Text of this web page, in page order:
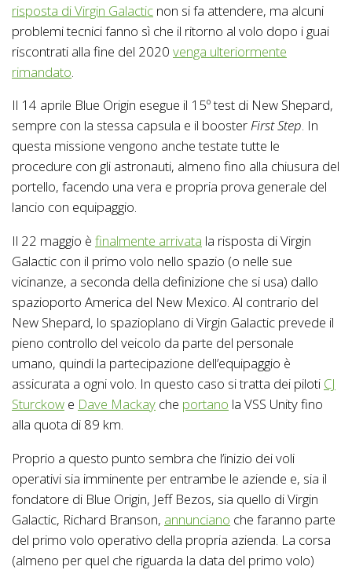
risposta di Virgin Galactic non si fa attendere, ma alcuni
problemi tecnici fanno sì che il ritorno al volo dopo i guai
riscontrati alla fine del 2020 venga ulteriormente
rimandato.
Il 14 aprile Blue Origin esegue il 15º test di New Shepard,
sempre con la stessa capsula e il boosterFirst Step. In
questa missione vengono anche testate tutte le
procedure con gli astronauti, almeno fino alla chiusura del
portello, facendo una vera e propria prova generale del
lancio con equipaggio.
Il 22 maggio è finalmente arrivata la risposta di Virgin
Galactic con il primo volo nello spazio (o nelle sue
vicinanze, a seconda della definizione che si usa) dallo
spazioporto America del New Mexico. Al contrario del
New Shepard, lo spazioplano di Virgin Galactic prevede il
pieno controllo del veicolo da parte del personale
umano, quindi la partecipazione dell’equipaggio è
assicurata a ogni volo. In questo caso si tratta dei piloti CJ
Sturckow e Dave Mackay che portano la VSS Unity fino
alla quota di 89 km.
Proprio a questo punto sembra che l’inizio dei voli
operativi sia imminente per entrambe le aziende e, sia il
fondatore di Blue Origin, Jeff Bezos, sia quello di Virgin
Galactic, Richard Branson, annunciano che faranno parte
del primo volo operativo della propria azienda. La corsa
(almeno per quel che riguarda la data del primo volo)